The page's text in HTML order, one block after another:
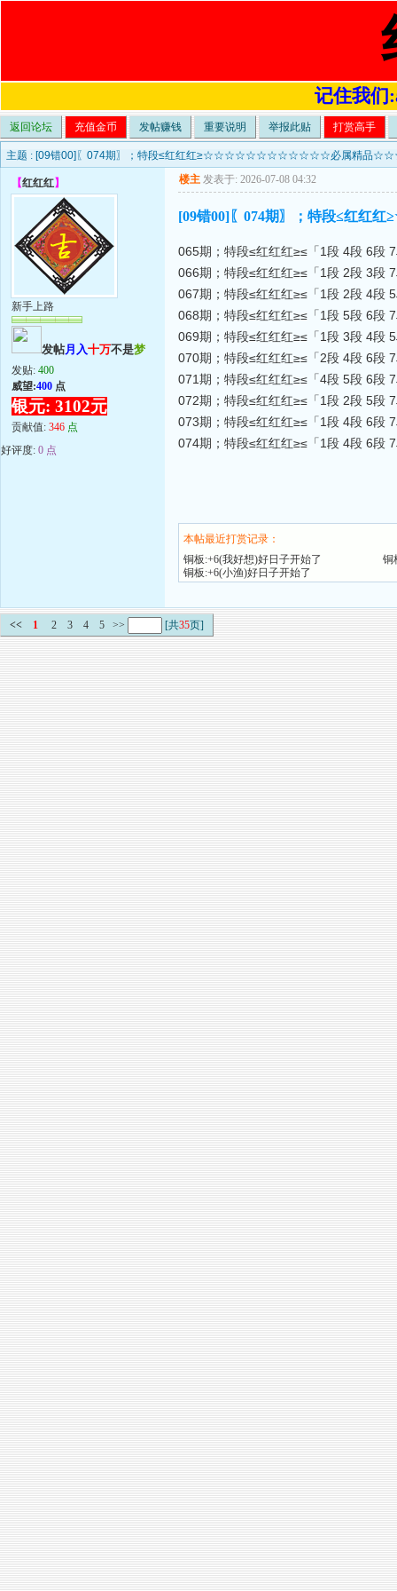
记住我们
返回论坛 充值金币 发帖赚钱 重要说明 举报此贴 打赏高手
主题 : [09错00]〖074期〗；特段≤红红红≥☆☆☆☆☆☆☆☆☆☆☆☆必属精
【红红红】
新手上路
发帖月入十万不是梦
发贴: 400
威望:400 点
银元: 3102元
贡献值: 346 点
好评度: 0 点
楼主 发表于: 2026-07-08 04:32
[09错00]〖074期〗；特
065期；特段≤红红红≥≤「1段 4段 6段
066期；特段≤红红红≥≤「1段 2段 3段
067期；特段≤红红红≥≤「1段 2段 4段
068期；特段≤红红红≥≤「1段 5段 6段
069期；特段≤红红红≥≤「1段 3段 4段
070期；特段≤红红红≥≤「2段 4段 6段
071期；特段≤红红红≥≤「4段 5段 6段
072期；特段≤红红红≥≤「1段 2段 5段
073期；特段≤红红红≥≤「1段 4段 6段
074期；特段≤红红红≥≤「1段 4段 6段
本帖最近打赏记录：
铜板:+6(我好想)好日子开始了
铜
铜板:+6(小渔)好日子开始了
<< 1 2 3 4 5 >> [共35页]